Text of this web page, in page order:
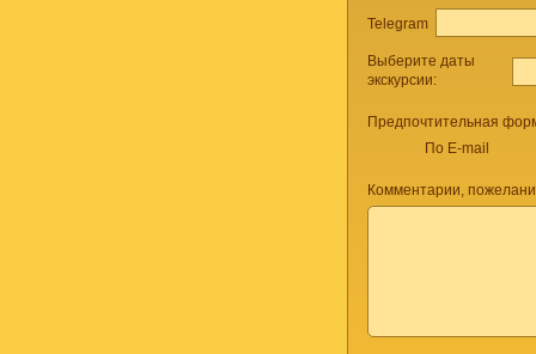
Telegram
Выберите даты
экскурсии:
Предпочтительная
По E-mail
Комментарии,